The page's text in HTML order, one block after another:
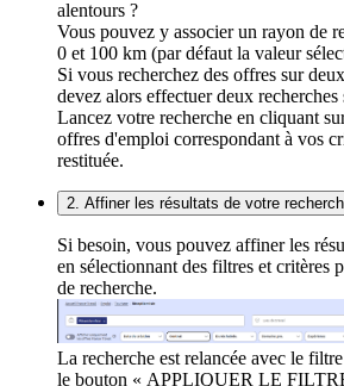
alentours ?
Vous pouvez y associer un rayon de
0 et 100 km (par défaut la valeur
Si vous recherchez des offres sur
devez alors effectuer deux recherches
Lancez votre recherche en cliquant
offres d'emploi correspondant à vos
restituée.
2. Affiner les résultats de votre
Si besoin, vous pouvez affiner les
en sélectionnant des filtres et critères
de recherche.
La recherche est relancée avec le
le bouton « APPLIQUER LE